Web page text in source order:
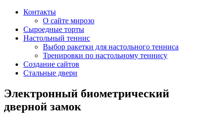
Контакты
О сайте мирозо
Сыроедные торты
Настольный теннис
Выбор ракетки для настольного тенниса
Тренировки по настольному теннису
Создание сайтов
Стальные двери
Электронный биометрический
дверной замок